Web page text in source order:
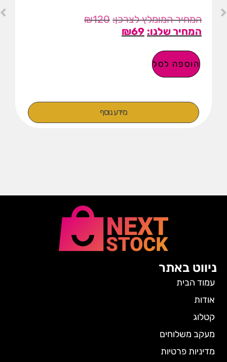
₪120
₪69
הוספה לסל
מידע נוסף
ניווט באתר
עמוד הבית
אודות
קטלוג
מעקב משלוחים
מדיניות פרטיות